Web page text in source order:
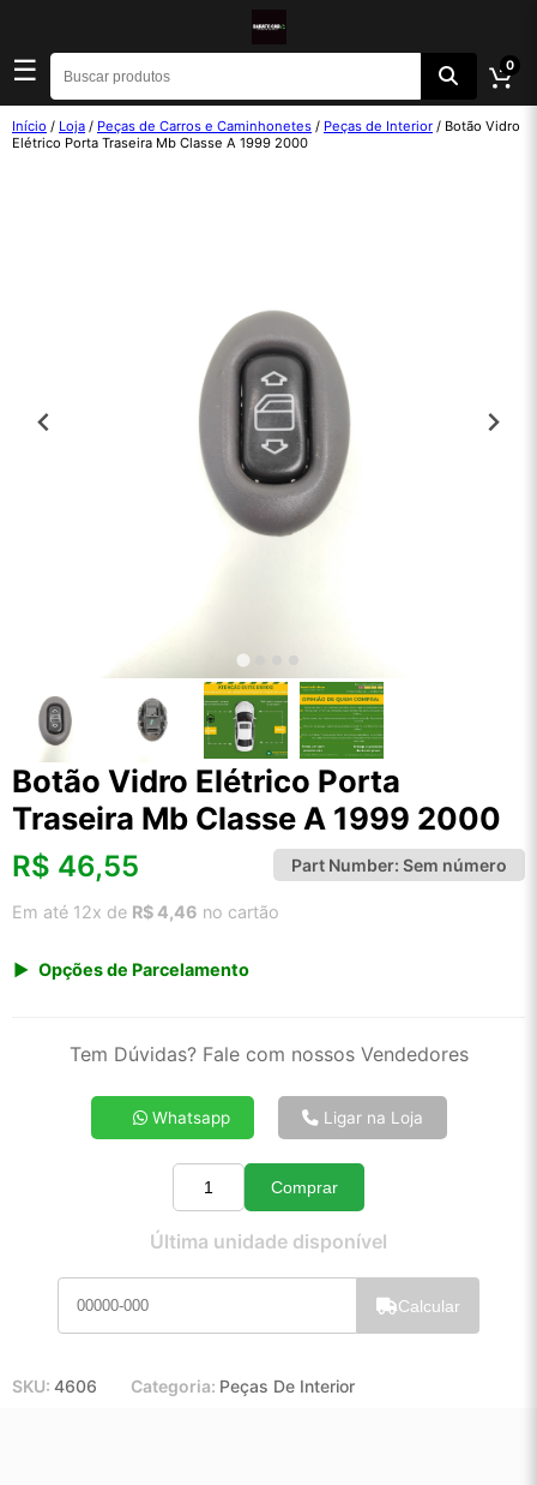
☰ 0
Início / Loja / Peças de Carros e Caminhonetes / Peças de Interior / Botão Vidro
Elétrico Porta Traseira Mb Classe A 1999 2000
Botão Vidro Elétrico Porta
Traseira Mb Classe A 1999 2000
R$ 46,55 Part Number: Sem número
Em até 12x de R$ 4,46 no cartão
Opções de Parcelamento
2x de R$ 24,95
4x de R$ 12,66
5x de R$ 10,19
10x de R$ 5,27
11x de R$ 4,85
Tem Dúvidas? Fale com nossos Vendedores
Whatsapp Ligar na Loja
Quantidade
Comprar
Última unidade disponível
Calcular
SKU: 4606 Categoria: Peças De Interior